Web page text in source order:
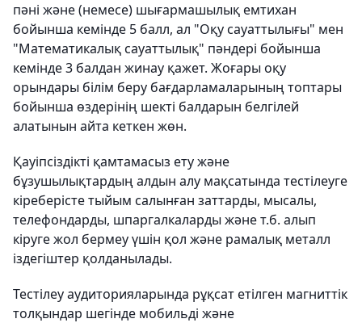
пәні және (немесе) шығармашылық емтихан
бойынша кемінде 5 балл, ал "Оқу сауаттылығы" мен
"Математикалық сауаттылық" пәндері бойынша
кемінде 3 балдан жинау қажет. Жоғары оқу
орындары білім беру бағдарламаларының топтары
бойынша өздерінің шекті балдарын белгілей
алатынын айта кеткен жөн.
Қауіпсіздікті қамтамасыз ету және
бұзушылықтардың алдын алу мақсатында тестілеуге
кіреберісте тыйым салынған заттарды, мысалы,
телефондарды, шпаргалкаларды және т.б. алып
кіруге жол бермеу үшін қол және рамалық металл
іздегіштер қолданылады.
Тестілеу аудиторияларында рұқсат етілген магниттік
толқындар шегінде мобильді және